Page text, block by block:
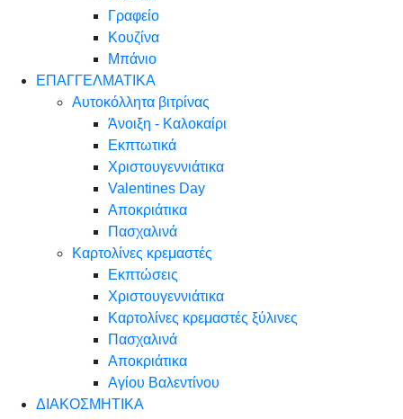
Γραφείο
Κουζίνα
Μπάνιο
ΕΠΑΓΓΕΛΜΑΤΙΚΑ
Αυτοκόλλητα βιτρίνας
Άνοιξη - Καλοκαίρι
Εκπτωτικά
Χριστουγεννιάτικα
Valentines Day
Αποκριάτικα
Πασχαλινά
Καρτολίνες κρεμαστές
Εκπτώσεις
Χριστουγεννιάτικα
Καρτολίνες κρεμαστές ξύλινες
Πασχαλινά
Αποκριάτικα
Αγίου Βαλεντίνου
ΔΙΑΚΟΣΜΗΤΙΚΑ